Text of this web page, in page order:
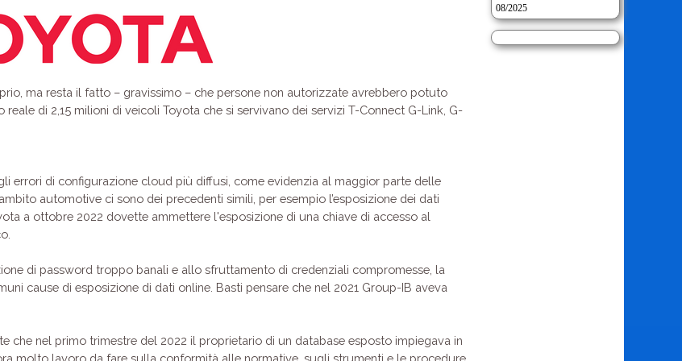
ma resta il fatto – gravissimo – che persone non autorizzate avrebbero potuto
di 2,15 milioni di veicoli Toyota che si servivano dei servizi T-Connect G-Link, G-
errori di configurazione cloud più diffusi, come evidenzia al maggior parte delle
automotive ci sono dei precedenti simili, per esempio l’esposizione dei dati
a ottobre 2022 dovette ammettere l'esposizione di una chiave di accesso al
di password troppo banali e allo sfruttamento di credenziali compromesse, la
cause di esposizione di dati online. Basti pensare che nel 2021 Group-IB aveva
che nel primo trimestre del 2022 il proprietario di un database esposto impiegava in
molto lavoro da fare sulla conformità alle normative, sugli strumenti e le procedure
08/2025